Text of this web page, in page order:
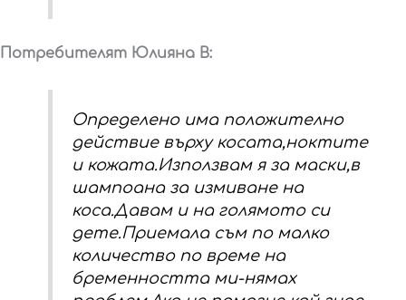
Потребителят Юлияна В:
Определено има положително
действие върху косата,ноктите
и кожата.Използвам я за маски,в
шампоана за измиване на
коса.Давам и на голямото си
дете.Приемала съм по малко
количество по време на
бременността ми-нямах